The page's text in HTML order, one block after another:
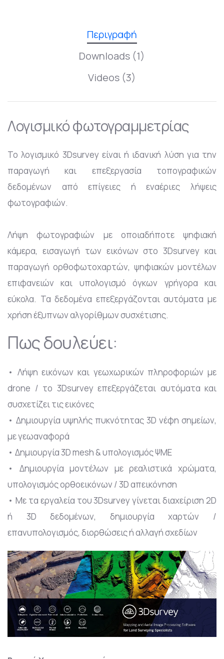
Περιγραφή
Downloads (1)
Videos (3)
Λογισμικό φωτογραμμετρίας
Το λογισμικό 3Dsurvey είναι ή ιδανική λύση για την
παραγωγή και επεξεργασία τοπογραφικών
δεδομένων από επίγειες ή εναέριες λήψεις
φωτογραφιών.
Λήψη φωτογραφιών με οποιαδήποτε ψηφιακή
κάμερα, εισαγωγή των εικόνων στο 3Dsurvey και
παραγωγή ορθοφωτοχαρτών, ψηφιακών μοντέλων
επιφανειών και υπολογισμό όγκων γρήγορα και
εύκολα. Τα δεδομένα επεξεργάζονται αυτόματα με
χρήση έξυπνων αλγορίθμων συσχέτισης.
Πως δουλεύει:
• Λήψη εικόνων και γεωχωρικών πληροφοριών με
drone / το 3Dsurvey επεξεργάζεται αυτόματα και
συσχετίζει τις εικόνες
• Δημιουργία υψηλής πυκνότητας 3D νέφη σημείων,
με γεωαναφορά
• Δημιουργία 3D mesh & υπολογισμός ΨΜΕ
• Δημιουργία μοντέλων με ρεαλιστικά χρώματα,
υπολογισμός ορθοεικόνων / 3D απεικόνηση
• Με τα εργαλεία του 3Dsurvey γίνεται διαχείριση 2D
ή 3D δεδομένων, δημιουργία χαρτών /
επανυπολογισμός, διορθώσεις ή αλλαγή σχεδίων